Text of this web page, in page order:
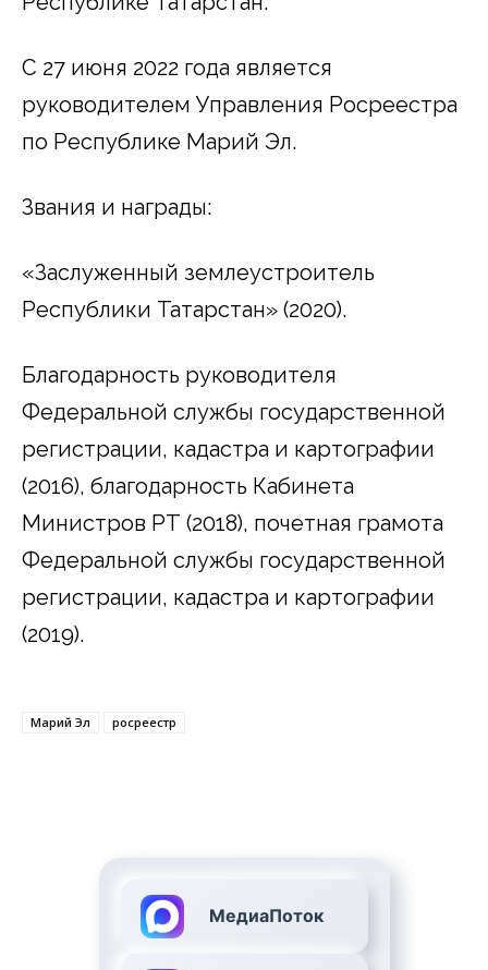
С 27 июня 2022 года является
руководителем Управления Росреестра
по Республике Марий Эл.
Звания и награды:
«Заслуженный землеустроитель
Республики Татарстан» (2020).
Благодарность руководителя
Федеральной службы государственной
регистрации, кадастра и картографии
(2016), благодарность Кабинета
Министров РТ (2018), почетная грамота
Федеральной службы государственной
регистрации, кадастра и картографии
(2019).
Марий Эл росреестр
МедиаПоток